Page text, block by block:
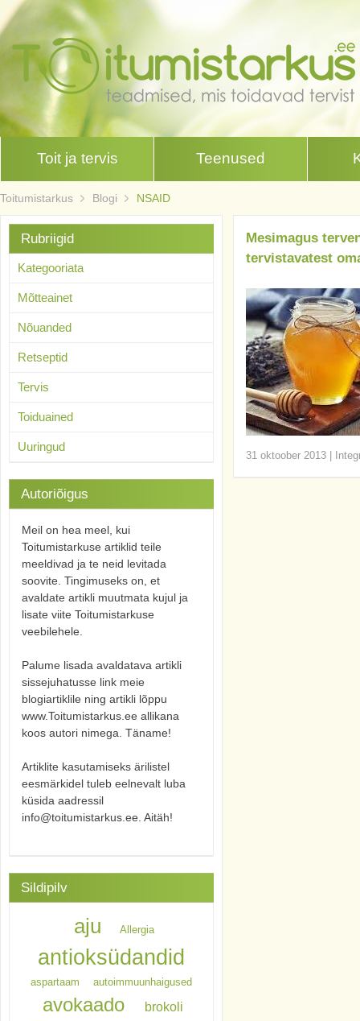
Toit ja tervis Teenused
Toitumistarkus Blogi NSAID
Mesimagus
tervistavatest
31 oktoober 2013
Rubriigid
Kategooriata
Mõtteainet
Nõuanded
Retseptid
Tervis
Toiduained
Uuringud
Autoriõigus
Meil on hea meel, kui
Toitumistarkuse artiklid teile
meeldivad ja te neid levitada
soovite. Tingimuseks on, et
avaldate artikli muutmata kujul ja
lisate viite Toitumistarkuse
veebilehele.
Palume lisada avaldatava artikli
sissejuhatusse link meie
blogiartiklile ning artikli lõppu
www.Toitumistarkus.ee allikana
koos autori nimega. Täname!
Artiklite kasutamiseks ärilistel
eesmärkidel tuleb eelnevalt luba
küsida aadressil
info@toitumistarkus.ee. Aitäh!
Sildipilv
aju Allergia
antioksüdandid
aspartaam autoimmuunhaigused
avokaado brokoli